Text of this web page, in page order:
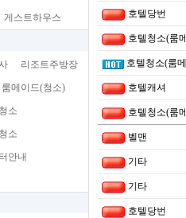
게스트하우스
리조트주방장
룸메이드(청소)
소
소
안내
호텔당번
호텔청소(룸
호텔청소(룸
호텔캐셔
호텔청소(룸
벨맨
기타
기타
호텔당번